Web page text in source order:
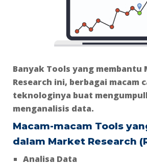
Banyak Tools yang membantu
Research ini, berbagai macam
teknologinya buat
menganalisis data.
Macam-macam Tools
dalam Market Research
Analisa Data